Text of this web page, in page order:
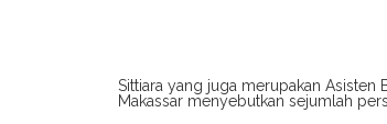
Sittiara yang juga merupakan Asisten
Makassar menyebutkan sejumlah